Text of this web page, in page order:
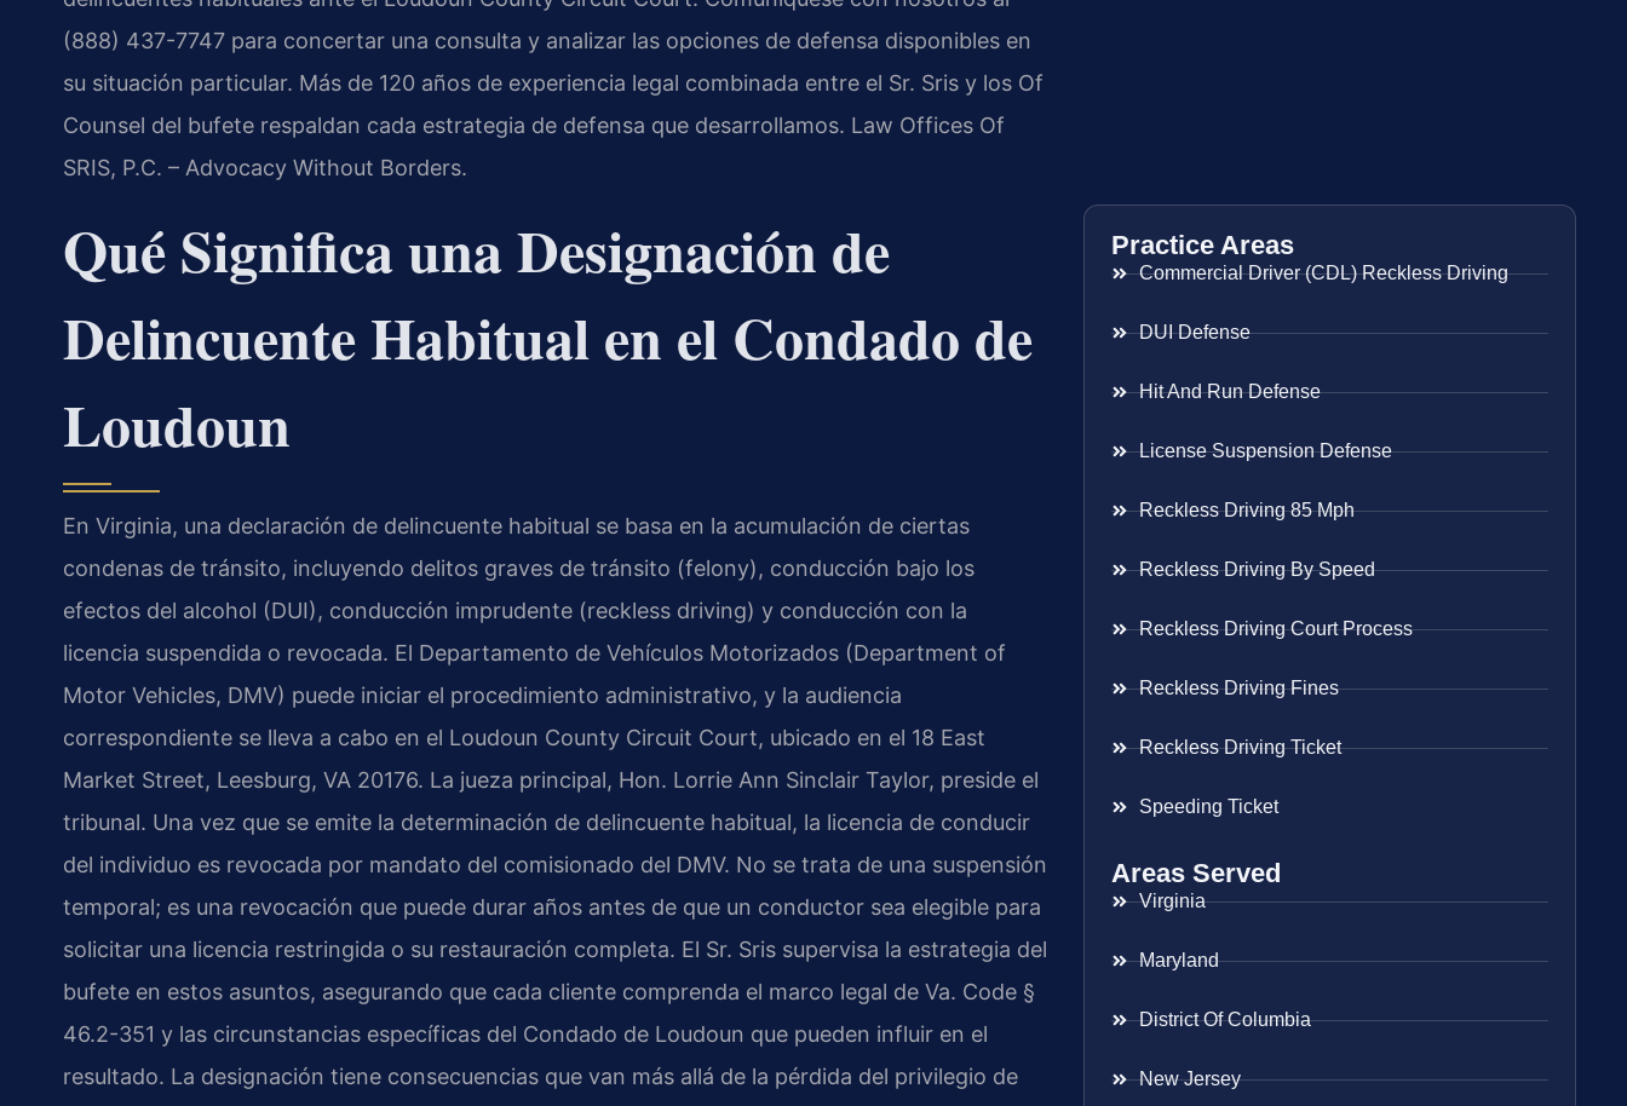
(888) 437-7747 para concertar una consulta y analizar las opciones de defensa disponibles en
su situación particular. Más de 120 años de experiencia legal combinada entre el Sr. Sris y los Of
Counsel del bufete respaldan cada estrategia de defensa que desarrollamos. Law Offices Of
SRIS, P.C. – Advocacy Without Borders.
Qué Significa una Designación de
Delincuente Habitual en el Condado de
Loudoun
En Virginia, una declaración de delincuente habitual se basa en la acumulación de ciertas
condenas de tránsito, incluyendo delitos graves de tránsito (felony), conducción bajo los
efectos del alcohol (DUI), conducción imprudente (reckless driving) y conducción con la
licencia suspendida o revocada. El Departamento de Vehículos Motorizados (Department of
Motor Vehicles, DMV) puede iniciar el procedimiento administrativo, y la audiencia
correspondiente se lleva a cabo en el Loudoun County Circuit Court, ubicado en el 18 East
Market Street, Leesburg, VA 20176. La jueza principal, Hon. Lorrie Ann Sinclair Taylor, preside el
tribunal. Una vez que se emite la determinación de delincuente habitual, la licencia de conducir
del individuo es revocada por mandato del comisionado del DMV. No se trata de una suspensión
temporal; es una revocación que puede durar años antes de que un conductor sea elegible para
solicitar una licencia restringida o su restauración completa. El Sr. Sris supervisa la estrategia del
bufete en estos asuntos, asegurando que cada cliente comprenda el marco legal de Va. Code §
46.2-351 y las circunstancias específicas del Condado de Loudoun que pueden influir en el
resultado. La designación tiene consecuencias que van más allá de la pérdida del privilegio de
Practice Areas
Commercial Driver (CDL) Reckless Driving
DUI Defense
Hit And Run Defense
License Suspension Defense
Reckless Driving 85 Mph
Reckless Driving By Speed
Reckless Driving Court Process
Reckless Driving Fines
Reckless Driving Ticket
Speeding Ticket
Areas Served
Virginia
Maryland
District Of Columbia
New Jersey